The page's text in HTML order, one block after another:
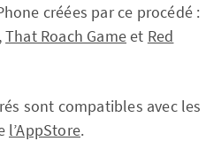
créées par ce procédé :
,That Roach Gameet Red
sont compatibles avec les
l’AppStore.